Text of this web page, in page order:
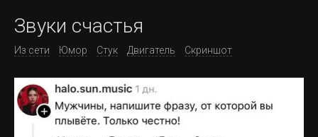
Звуки счастья
Из сети Юмор Стук Двигатель Скриншот